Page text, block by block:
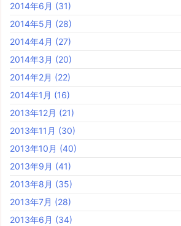
2014年6月 (31)
2014年5月 (28)
2014年4月 (27)
2014年3月 (20)
2014年2月 (22)
2014年1月 (16)
2013年12月 (21)
2013年11月 (30)
2013年10月 (40)
2013年9月 (41)
2013年8月 (35)
2013年7月 (28)
2013年6月 (34)